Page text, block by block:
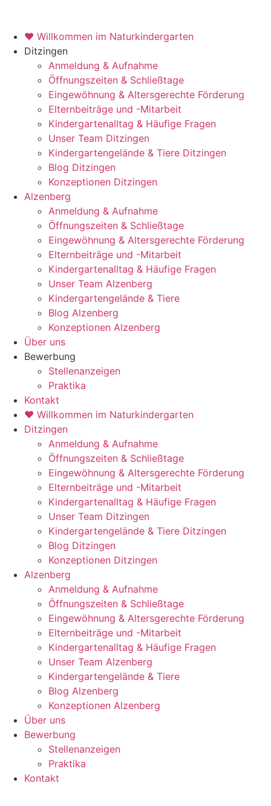
♥ Willkommen im Naturkindergarten
Ditzingen
Anmeldung & Aufnahme
Öffnungszeiten & Schließtage
Eingewöhnung & Altersgerechte Förderung
Elternbeiträge und -Mitarbeit
Kindergartenalltag & Häufige Fragen
Unser Team Ditzingen
Kindergartengelände & Tiere Ditzingen
Blog Ditzingen
Konzeptionen Ditzingen
Alzenberg
Anmeldung & Aufnahme
Öffnungszeiten & Schließtage
Eingewöhnung & Altersgerechte Förderung
Elternbeiträge und -Mitarbeit
Kindergartenalltag & Häufige Fragen
Unser Team Alzenberg
Kindergartengelände & Tiere
Blog Alzenberg
Konzeptionen Alzenberg
Über uns
Bewerbung
Stellenanzeigen
Praktika
Kontakt
♥ Willkommen im Naturkindergarten
Ditzingen
Anmeldung & Aufnahme
Öffnungszeiten & Schließtage
Eingewöhnung & Altersgerechte Förderung
Elternbeiträge und -Mitarbeit
Kindergartenalltag & Häufige Fragen
Unser Team Ditzingen
Kindergartengelände & Tiere Ditzingen
Blog Ditzingen
Konzeptionen Ditzingen
Alzenberg
Anmeldung & Aufnahme
Öffnungszeiten & Schließtage
Eingewöhnung & Altersgerechte Förderung
Elternbeiträge und -Mitarbeit
Kindergartenalltag & Häufige Fragen
Unser Team Alzenberg
Kindergartengelände & Tiere
Blog Alzenberg
Konzeptionen Alzenberg
Über uns
Bewerbung
Stellenanzeigen
Praktika
Kontakt